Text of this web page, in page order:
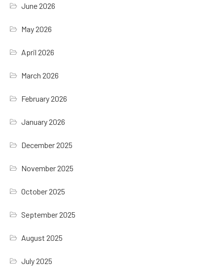
June 2026
May 2026
April 2026
March 2026
February 2026
January 2026
December 2025
November 2025
October 2025
September 2025
August 2025
July 2025